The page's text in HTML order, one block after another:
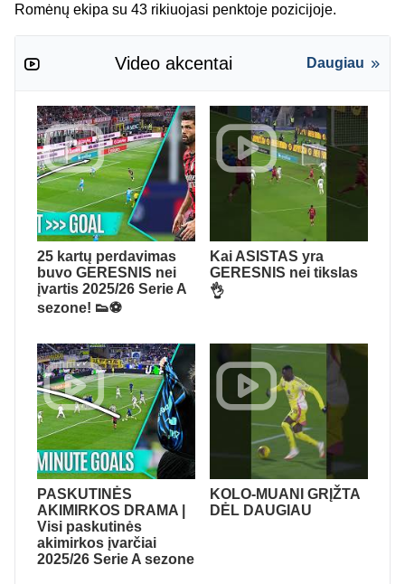
Romėnų ekipa su 43 rikiuojasi penktoje pozicijoje.
Video akcentai Daugiau
25 kartų perdavimas
buvo GERESNIS nei
įvartis 2025/26 Serie A
sezone! 👟⚽
Kai ASISTAS yra
GERESNIS nei tikslas
👌
PASKUTINĖS
AKIMIRKOS DRAMA |
Visi paskutinės
akimirkos įvarčiai
2025/26 Serie A sezone
KOLO-MUANI GRĮŽTA
DĖL DAUGIAU